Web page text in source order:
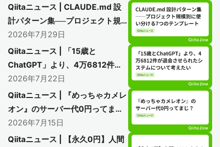
てみた
Qiitaニュース | CLAUDE.md 設
計パターン集──プロジェクト規
模別に使い分ける7つのテンプレ
ート
2026年7月29日
Qiitaニュース | 「15歳と
ChatGPT」より、4万6812件が
退会させられたシステムについて
考えたい
2026年7月22日
Qiitaニュース | 『めっちゃカメレ
オン』のサーバー代0円ってま
じ？
2026年7月15日
Qiitaニュース | 【永久0円】人間